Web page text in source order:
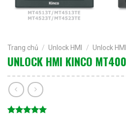
Trang chủ / Unlock HMI / Unlock
UNLOCK HMI KINCO